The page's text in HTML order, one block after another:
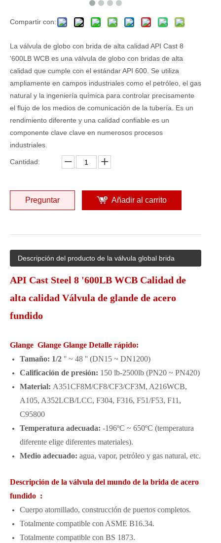
Compartir con:
La válvula de globo con brida de alta calidad API Cast 8
'600LB WCB es una válvula de globo con bridas de alta
calidad que cumple con el estándar API 600. Se utiliza
ampliamente en campos industriales como el petróleo, el gas
natural y la ingeniería química para controlar precisamente
el flujo de los medios de comunicación de la tubería. Es un
rendimiento diferente y una calidad confiable es un
componente clave clave en numerosos procesos
industriales.
Cantidad:
Preguntar Añadir al carrito
Descripción del producto de la válvula global brida
API Cast Steel 8 '600LB WCB Calidad de
alta calidad Válvula de glande de acero
fundido
Glange Glange Glange Detalle rápido:
Tamaño: 1/2 '' ~ 48 '' (DN15 ~ DN1200)
Calificación de presión: 150 lb-2500lb (PN20 ~ PN420)
Material: A351CF8M/CF8/CF3/CF3M, A216WCB,
A105, A352LCB/LCC, F304, F316, F51/F53, F11,
C95800
Temperatura adecuada: -196ºC ~ 650ºC (temperatura
diferente elige diferentes materiales).
Medio adecuado: agua, vapor, petróleo y gas natural, etc.
Descripción de la válvula del mundo de la brida de acero
fundido :
Cuerpo atornillado, construcción de puertos completos.
Totalmente compatible con ASME B16.34.
Totalmente compatible con BS 1873.